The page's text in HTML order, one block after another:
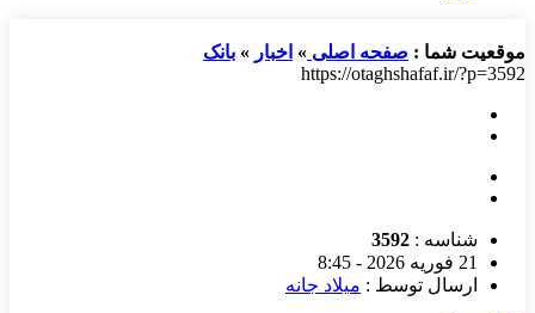
موقعیت شما : صفحه اصلی » اخبار » بانک
https://otaghshafaf.ir/?p=3592
شناسه : 3592
21 فوریه 2026 - 8:45
ارسال توسط : میلاد جانه